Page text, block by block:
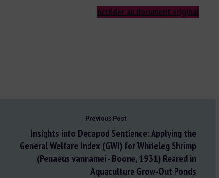
Accéder au document original
Previous Post
Insights into Decapod Sentience: Applying the
General Welfare Index (GWI) for Whiteleg Shrimp
(Penaeus vannamei - Boone, 1931) Reared in
Aquaculture Grow-Out Ponds